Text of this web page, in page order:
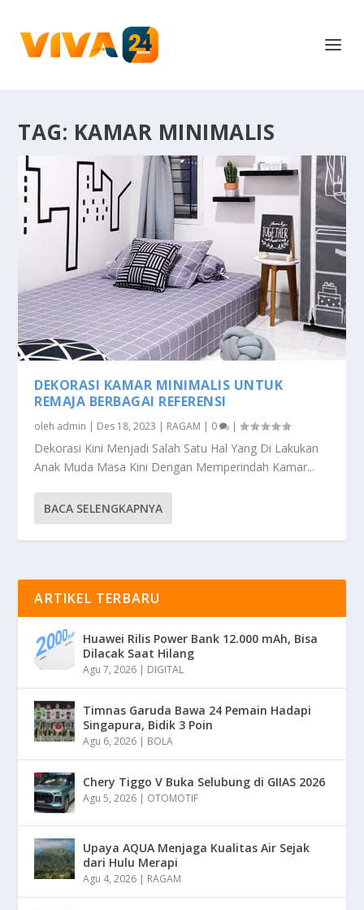
TAG: KAMAR MINIMALIS
DEKORASI KAMAR MINIMALIS UNTUK
REMAJA BERBAGAI REFERENSI
oleh admin | Des 18, 2023 | RAGAM | 0 |
Dekorasi Kini Menjadi Salah Satu Hal Yang Di Lakukan
Anak Muda Masa Kini Dengan Memperindah Kamar...
BACA SELENGKAPNYA
ARTIKEL TERBARU
Huawei Rilis Power Bank 12.000 mAh, Bisa
Dilacak Saat Hilang
Agu 7, 2026 | DIGITAL
Timnas Garuda Bawa 24 Pemain Hadapi
Singapura, Bidik 3 Poin
Agu 6, 2026 | BOLA
Chery Tiggo V Buka Selubung di GIIAS 2026
Agu 5, 2026 | OTOMOTIF
Upaya AQUA Menjaga Kualitas Air Sejak
dari Hulu Merapi
Agu 4, 2026 | RAGAM